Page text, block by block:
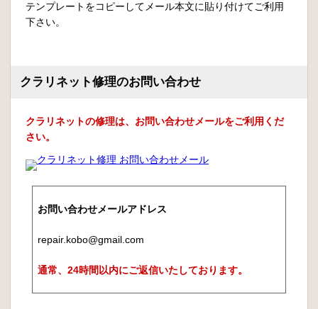
テンプレートをコピーしてメール本文に貼り付けてご利用
下さい。
クラリネット修理のお問い合わせ
クラリネットの修理は、お問い合わせメールをご利用くだ
さい。
お問い合わせメールアドレス
repair.kobo@gmail.com
通常、24時間以内にご返信いたしております。